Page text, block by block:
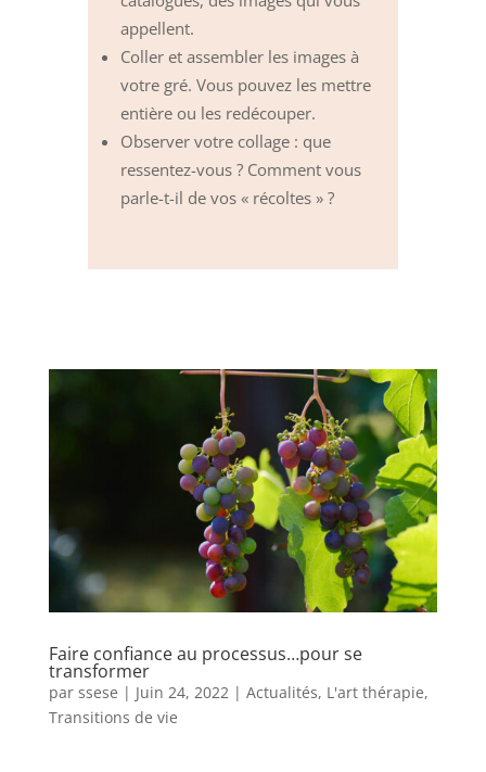
appellent.
Coller et assembler les images à
votre gré. Vous pouvez les mettre
entière ou les redécouper.
Observer votre collage : que
ressentez-vous ? Comment vous
parle-t-il de vos « récoltes » ?
Faire confiance au processus…pour se
transformer
par ssese | Juin 24, 2022| Actualités, L'art thérapie,
Transitions de vie